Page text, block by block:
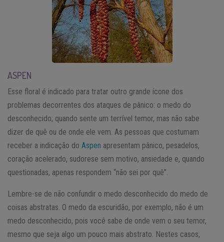
ASPEN
Esse floral é indicado para tratar outro grande ícone dos
problemas decorrentes dos ataques de pânico: o medo do
desconhecido; quando sente um terrível temor, mas não sabe
dizer de quê ou de onde ele vem. As pessoas que costumam
receber a indicação do Aspen apresentam pânico, pesadelos,
coração acelerado, sudorese sem motivo, ansiedade e, quando
questionadas, apenas respondem “não sei por quê”.
Lembre-se de não confundir o medo desconhecido do medo de
coisas abstratas. O medo da escuridão, por exemplo, não é um
medo desconhecido, pois você sabe de onde vem o seu temor,
mesmo que seja algo um pouco mais abstrato. Nestes casos,